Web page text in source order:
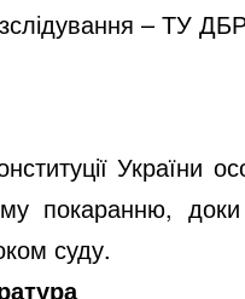
– ТУ
України
покаранню,
суду.